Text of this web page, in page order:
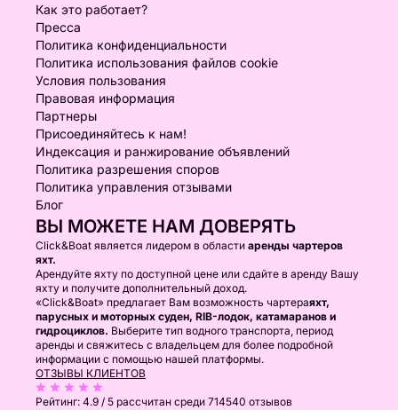
Как это работает?
Пресса
Политика конфиденциальности
Политика использования файлов cookie
Условия пользования
Правовая информация
Партнеры
Присоединяйтесь к нам!
Индексация и ранжирование объявлений
Политика разрешения споров
Политика управления отзывами
Блог
ВЫ МОЖЕТЕ НАМ ДОВЕРЯТЬ
Click&Boat является лидером в области аренды чартеров
яхт.
Арендуйте яхту по доступной цене или сдайте в аренду Вашу
яхту и получите дополнительный доход.
«Click&Boat» предлагает Вам возможность чартераяхт,
парусных и моторных суден, RIB-лодок, катамаранов и
гидроциклов. Выберите тип водного транспорта, период
аренды и свяжитесь с владельцем для более подробной
информации с помощью нашей платформы.
ОТЗЫВЫ КЛИЕНТОВ
Рейтинг: 4.9 / 5 рассчитан среди 714540 отзывов